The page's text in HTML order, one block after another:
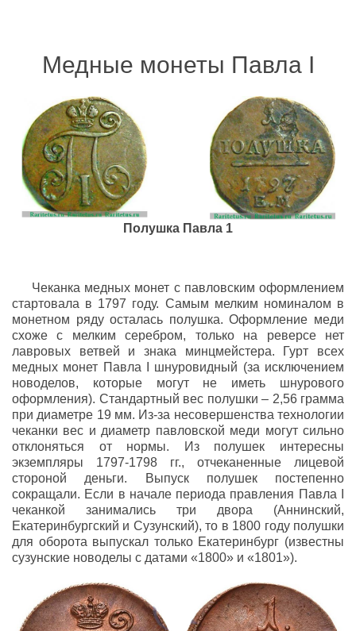
Медные монеты Павла I
Полушка Павла 1
Чеканка медных монет с павловским оформлением
стартовала в 1797 году. Самым мелким номиналом в
монетном ряду осталась полушка. Оформление меди
схоже с мелким серебром, только на реверсе нет
лавровых ветвей и знака минцмейстера. Гурт всех
медных монет Павла I шнуровидный (за исключением
новоделов, которые могут не иметь шнурового
оформления). Стандартный вес полушки – 2,56 грамма
при диаметре 19 мм. Из-за несовершенства технологии
чеканки вес и диаметр павловской меди могут сильно
отклоняться от нормы. Из полушек интересны
экземпляры 1797-1798 гг., отчеканенные лицевой
стороной деньги. Выпуск полушек постепенно
сокращали. Если в начале периода правления Павла I
чеканкой занимались три двора (Аннинский,
Екатеринбургский и Сузунский), то в 1800 году полушки
для оборота выпускал только Екатеринбург (известны
сузунские новоделы с датами «1800» и «1801»).